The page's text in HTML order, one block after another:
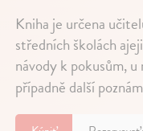
Kniha je určena
středních školách
návody k pokusům,
případně další